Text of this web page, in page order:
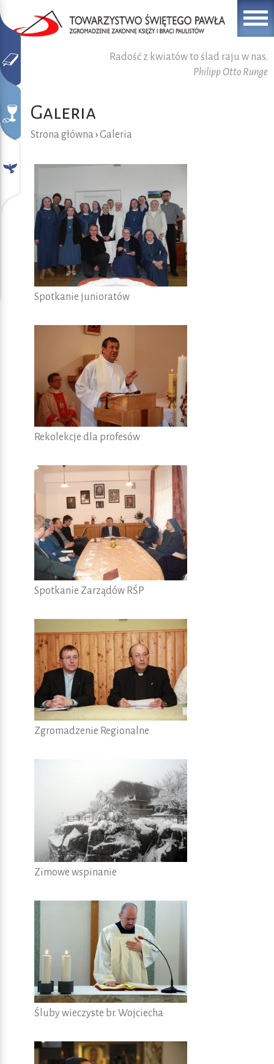
Radość z kwiatów to ślad raju w nas.
Philipp Otto Runge
Galeria
Strona główna ›Galeria
Spotkanie junioratów
Rekolekcje dla profesów
Spotkanie Zarządów RŚP
Zgromadzenie Regionalne
Zimowe wspinanie
Śluby wieczyste br. Wojciecha